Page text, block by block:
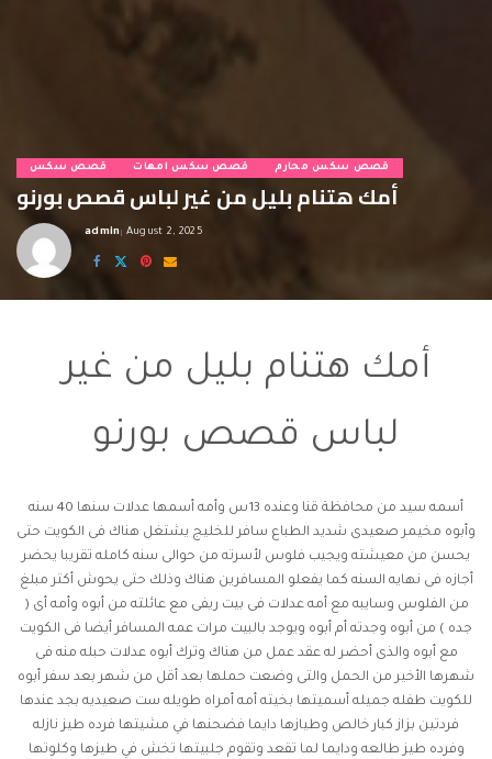
قصص سكس قصص سكس امهات قصص سكس محارم
أمك هتنام بليل من غير لباس قصص بورنو
Posted
by
admin August 2, 2025
أمك هتنام بليل من غير
لباس قصص بورنو
أسمه سيد من محافظة قنا وعنده 13س وأمه أسمها عدلات سنها 40 سنه
وأبوه مخيمر صعيدى شديد الطباع سافر للخليج يشتغل هناك فى الكويت حتى
يحسن من معيشته ويجيب فلوس لأسرته من حوالى سنه كامله تقريبا يحضر
أجازه فى نهايه السنه كما يفعلو المسافرين هناك وذلك حتى يحوش أكتر مبلغ
من الفلوس وسايبه مع أمه عدلات فى بيت ريفى مع عائلته من أبوه وأمه أى (
جده ) من أبوه وجدته أم أبوه ويوجد بالبيت مرات عمه المسافر أيضا فى الكويت
مع أبوه والذى أحضر له عقد عمل من هناك وترك أبوه عدلات حبله منه فى
شهرها الأخير من الحمل والتى وضعت حملها بعد أقل من شهر بعد سفر أبوه
للكويت طفله جميله أسميتها بخيته أمه أمراه طويله ست صعيديه بجد عندها
فردتين بزاز كبار خالص وطيازها دايما فضحنها في مشيتها فرده طيز نازله
وفرده طيز طالعه ودايما لما تقعد وتقوم جلبيتها تخش في طيزها وكلوتها